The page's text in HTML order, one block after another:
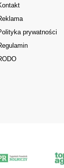
prywatności